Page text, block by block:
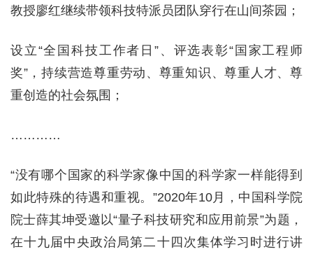
教授廖红继续带领科技特派员团队穿行在山间茶园；
设立“全国科技工作者日”、评选表彰“国家工程师
奖”，持续营造尊重劳动、尊重知识、尊重人才、尊
重创造的社会氛围；
…………
“没有哪个国家的科学家像中国的科学家一样能得到
如此特殊的待遇和重视。”2020年10月，中国科学院
院士薛其坤受邀以“量子科技研究和应用前景”为题，
在十九届中央政治局第二十四次集体学习时进行讲